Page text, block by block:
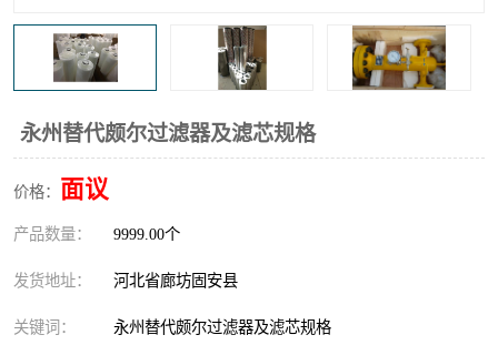
永州替代颇尔过滤器及滤芯规格
价格： 面议
产品数量： 9999.00个
发货地址： 河北省廊坊固安县
关键词： 永州替代颇尔过滤器及滤芯规格